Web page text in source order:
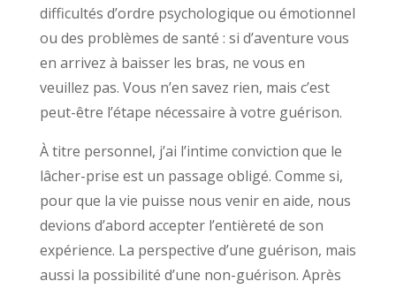
difficultés d’ordre psychologique ou émotionnel
ou des problèmes de santé : si d’aventure vous
en arrivez à baisser les bras, ne vous en
veuillez pas. Vous n’en savez rien, mais c’est
peut-être l’étape nécessaire à votre guérison.
À titre personnel, j’ai l’intime conviction que le
lâcher-prise est un passage obligé. Comme si,
pour que la vie puisse nous venir en aide, nous
devions d’abord accepter l’entièreté de son
expérience. La perspective d’une guérison, mais
aussi la possibilité d’une non-guérison. Après